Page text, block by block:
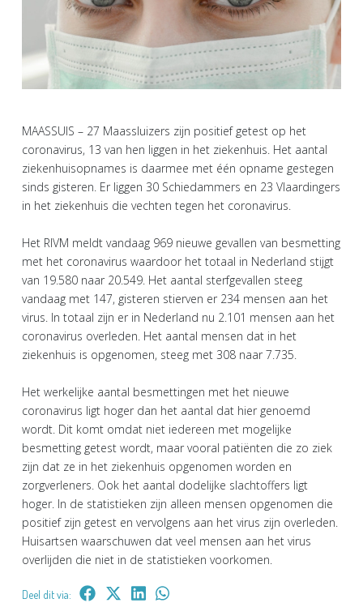
MAASSUIS – 27 Maassluizers zijn positief getest op het
coronavirus, 13 van hen liggen in het ziekenhuis. Het aantal
ziekenhuisopnames is daarmee met één opname gestegen
sinds gisteren. Er liggen 30 Schiedammers en 23 Vlaardingers
in het ziekenhuis die vechten tegen het coronavirus.
Het RIVM meldt vandaag 969 nieuwe gevallen van besmetting
met het coronavirus waardoor het totaal in Nederland stijgt
van 19.580 naar 20.549. Het aantal sterfgevallen steeg
vandaag met 147, gisteren stierven er 234 mensen aan het
virus. In totaal zijn er in Nederland nu 2.101 mensen aan het
coronavirus overleden. Het aantal mensen dat in het
ziekenhuis is opgenomen, steeg met 308 naar 7.735.
Het werkelijke aantal besmettingen met het nieuwe
coronavirus ligt hoger dan het aantal dat hier genoemd
wordt. Dit komt omdat niet iedereen met mogelijke
besmetting getest wordt, maar vooral patiënten die zo ziek
zijn dat ze in het ziekenhuis opgenomen worden en
zorgverleners. Ook het aantal dodelijke slachtoffers ligt
hoger. In de statistieken zijn alleen mensen opgenomen die
positief zijn getest en vervolgens aan het virus zijn overleden.
Huisartsen waarschuwen dat veel mensen aan het virus
overlijden die niet in de statistieken voorkomen.
Deel dit via: